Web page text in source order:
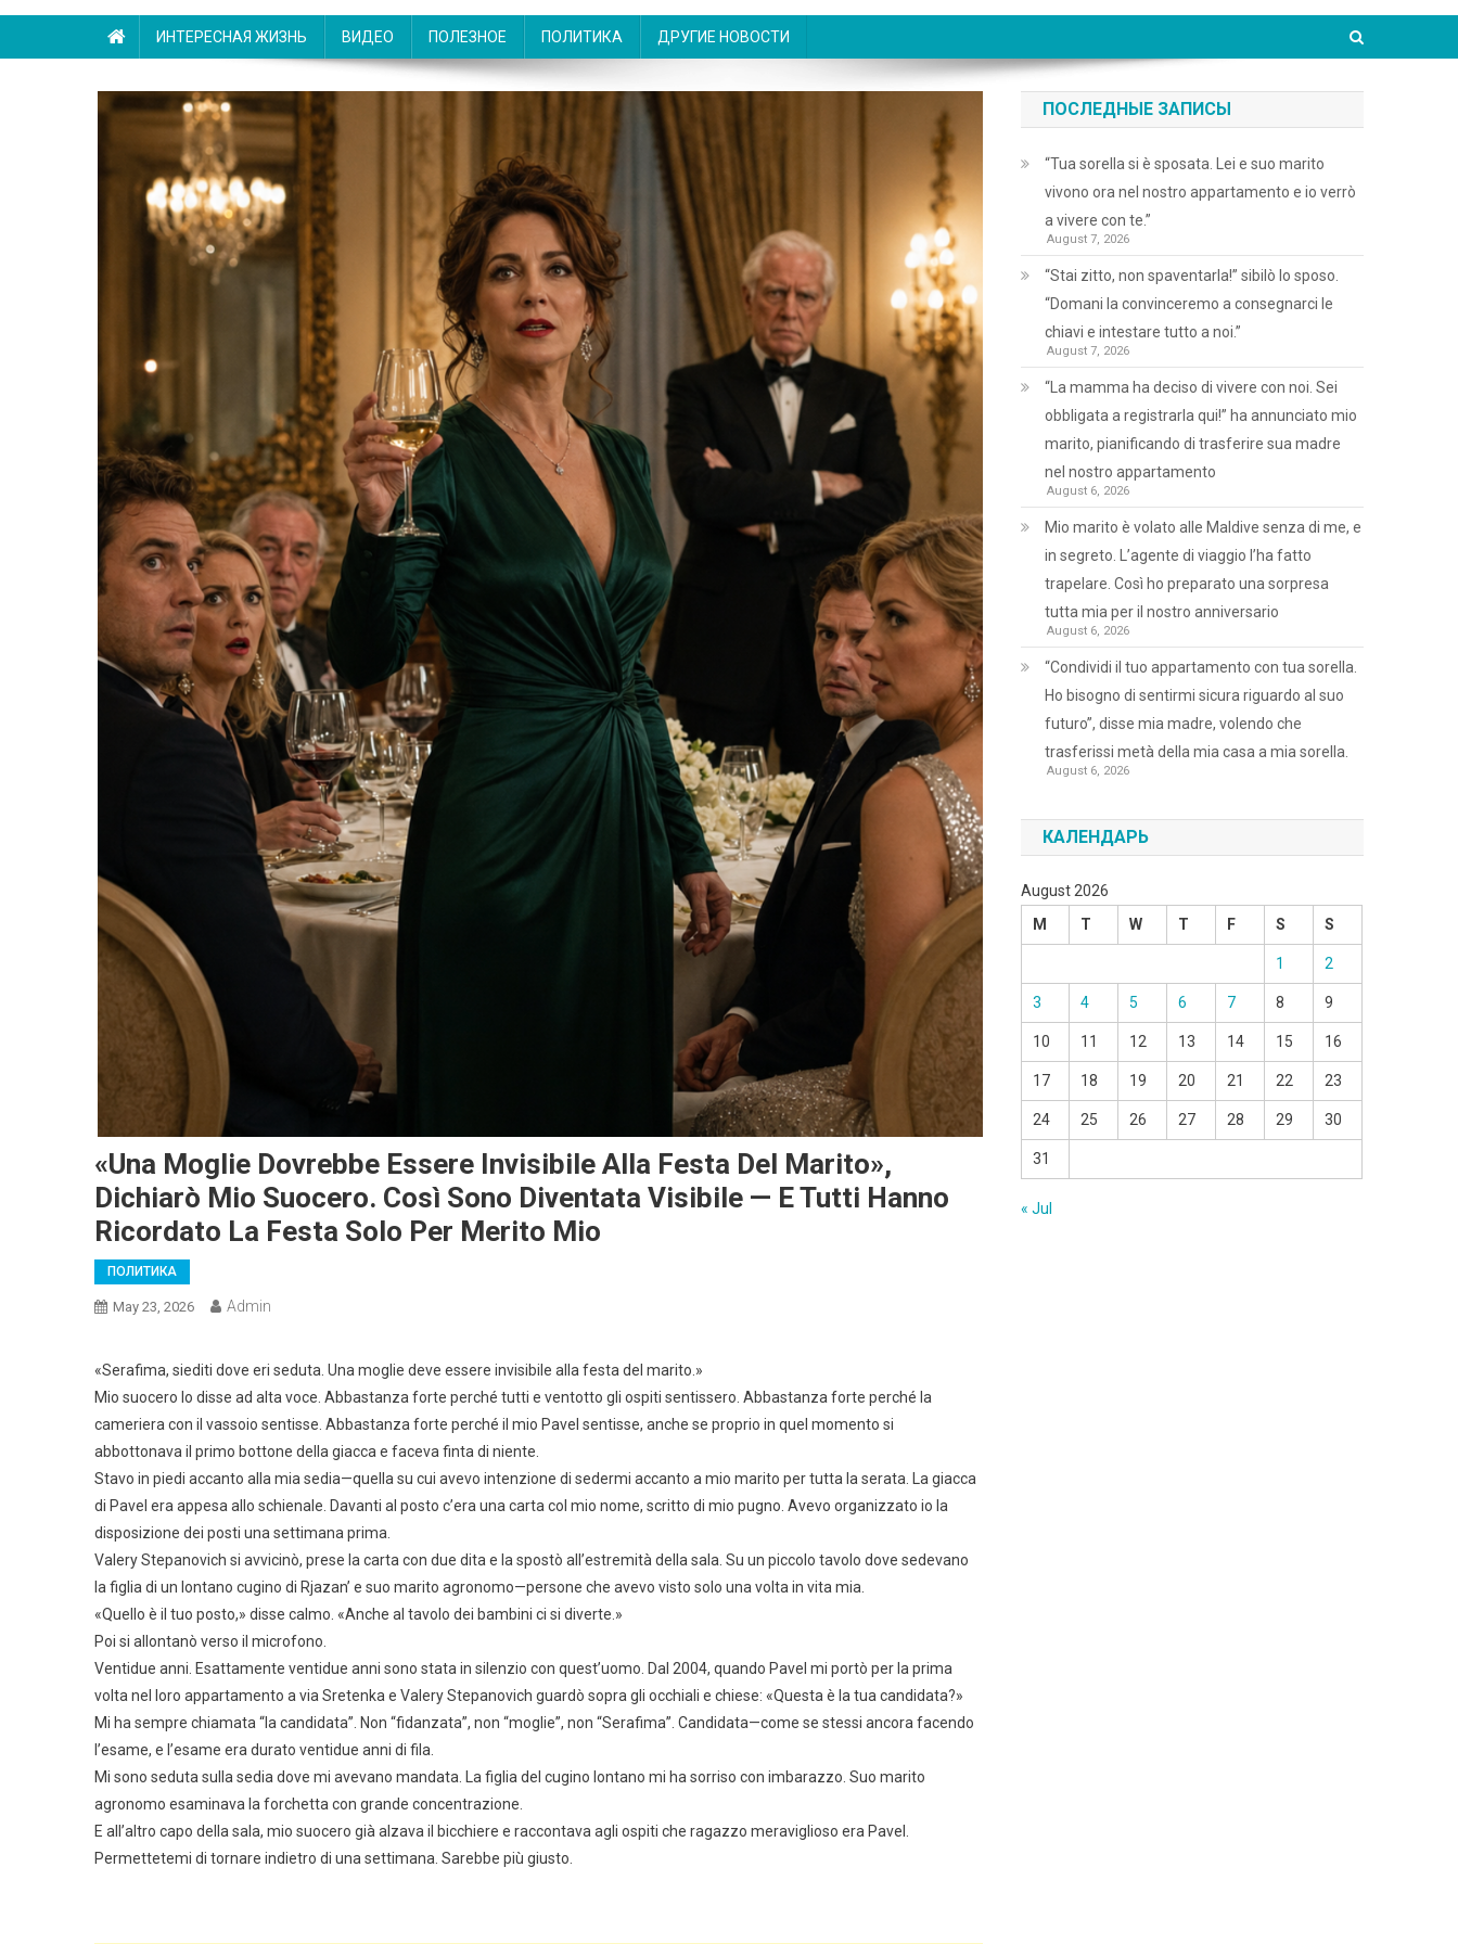
ИНТЕРЕСНАЯ ЖИЗНЬ ВИДЕО ПОЛЕЗНОЕ ПОЛИТИКА ДРУГИЕ НОВОСТИ
«Una Moglie Dovrebbe Essere Invisibile Alla Festa Del Marito»,
Dichiarò Mio Suocero. Così Sono Diventata Visibile — E Tutti Hanno
Ricordato La Festa Solo Per Merito Mio
ПОЛИТИКА
May 23, 2026 Admin
«Serafima, siediti dove eri seduta. Una moglie deve essere invisibile alla festa del marito.»
Mio suocero lo disse ad alta voce. Abbastanza forte perché tutti e ventotto gli ospiti sentissero. Abbastanza forte perché la
cameriera con il vassoio sentisse. Abbastanza forte perché il mio Pavel sentisse, anche se proprio in quel momento si
abbottonava il primo bottone della giacca e faceva finta di niente.
Stavo in piedi accanto alla mia sedia—quella su cui avevo intenzione di sedermi accanto a mio marito per tutta la serata. La giacca
di Pavel era appesa allo schienale. Davanti al posto c’era una carta col mio nome, scritto di mio pugno. Avevo organizzato io la
disposizione dei posti una settimana prima.
Valery Stepanovich si avvicinò, prese la carta con due dita e la spostò all’estremità della sala. Su un piccolo tavolo dove sedevano
la figlia di un lontano cugino di Rjazan’ e suo marito agronomo—persone che avevo visto solo una volta in vita mia.
«Quello è il tuo posto,» disse calmo. «Anche al tavolo dei bambini ci si diverte.»
Poi si allontanò verso il microfono.
Ventidue anni. Esattamente ventidue anni sono stata in silenzio con quest’uomo. Dal 2004, quando Pavel mi portò per la prima
volta nel loro appartamento a via Sretenka e Valery Stepanovich guardò sopra gli occhiali e chiese: «Questa è la tua candidata?»
Mi ha sempre chiamata “la candidata”. Non “fidanzata”, non “moglie”, non “Serafima”. Candidata—come se stessi ancora facendo
l’esame, e l’esame era durato ventidue anni di fila.
Mi sono seduta sulla sedia dove mi avevano mandata. La figlia del cugino lontano mi ha sorriso con imbarazzo. Suo marito
agronomo esaminava la forchetta con grande concentrazione.
E all’altro capo della sala, mio suocero già alzava il bicchiere e raccontava agli ospiti che ragazzo meraviglioso era Pavel.
Permettetemi di tornare indietro di una settimana. Sarebbe più giusto.
ПОСЛЕДНЫЕ ЗАПИСЫ
“Tua sorella si è sposata. Lei e suo marito
vivono ora nel nostro appartamento e io verrò
a vivere con te.”
August 7, 2026
“Stai zitto, non spaventarla!” sibilò lo sposo.
“Domani la convinceremo a consegnarci le
chiavi e intestare tutto a noi.”
August 7, 2026
“La mamma ha deciso di vivere con noi. Sei
obbligata a registrarla qui!” ha annunciato mio
marito, pianificando di trasferire sua madre
nel nostro appartamento
August 6, 2026
Mio marito è volato alle Maldive senza di me, e
in segreto. L’agente di viaggio l’ha fatto
trapelare. Così ho preparato una sorpresa
tutta mia per il nostro anniversario
August 6, 2026
“Condividi il tuo appartamento con tua sorella.
Ho bisogno di sentirmi sicura riguardo al suo
futuro”, disse mia madre, volendo che
trasferissi metà della mia casa a mia sorella.
August 6, 2026
КАЛЕНДАРЬ
August 2026
M
T W T F S S
1 2
3 4 5 6 7 8 9
10 11 12 13 14 15 16
17 18 19 20 21 22 23
24 25 26 27 28 29 30
31
« Jul